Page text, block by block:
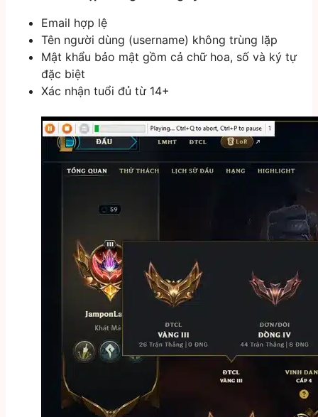
Email hợp lệ
Tên người dùng (username) không trùng lặp
Mật khẩu bảo mật gồm cả chữ hoa, số và ký tự
đặc biệt
Xác nhận tuổi đủ từ 14+